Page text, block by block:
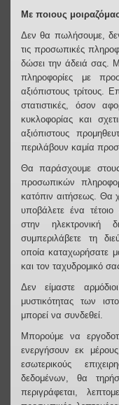
Με ποιους
Δεν θα πωλήσουμε,
τις προσωπικές
δώσει την άδειά σας.
πληροφορίες με
αξιόπιστους τρίτους.
στατιστικές, όσον
κυκλοφορίας και
αξιόπιστους
περιλάβουν καμία
Θα παράσχουμε
προσωπικών
κατόπιν αιτήσεως. Θα
υποβάλετε ένα τέτοιο
στην ηλεκτρονική
συμπεριλάβετε τη
οποία καταχωρήσατε
και τον ταχυδρομικό
Δεν είμαστε
μυστικότητας των
μπορεί να συνδεθεί.
Μπορούμε να
ενεργήσουν εκ
εσωτερικούς
δεδομένων, θα
περιγράφεται,